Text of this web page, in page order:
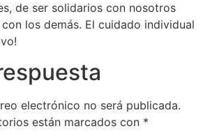
de ser solidarios con nosotros
los demás. El cuidado individual
electrónico no será publicada.
están marcados con *